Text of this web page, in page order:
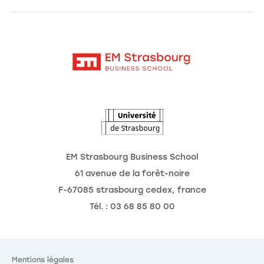
EM Strasbourg Business School
61 avenue de la forêt-noire
F-67085 strasbourg cedex, france
Tél. : 03 68 85 80 00
Mentions légales